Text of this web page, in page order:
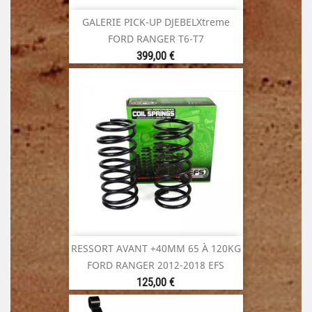
GALERIE PICK-UP DJEBELXtreme
FORD RANGER T6-T7
Prix
399,00 €
RESSORT AVANT +40MM 65 À 120KG
FORD RANGER 2012-2018 EFS
Prix
125,00 €